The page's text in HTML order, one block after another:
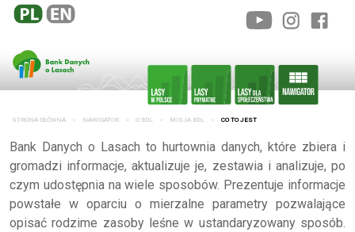
STRONA GŁÓWNA NAWIGATOR O BDL MISJA BDL CO TO JEST
Bank Danych o Lasach to hurtownia danych, które zbiera i
gromadzi informacje, aktualizuje je, zestawia i analizuje, po
czym udostępnia na wiele sposobów. Prezentuje informacje
powstałe w oparciu o mierzalne parametry pozwalające
opisać rodzime zasoby leśne w ustandaryzowany sposób.